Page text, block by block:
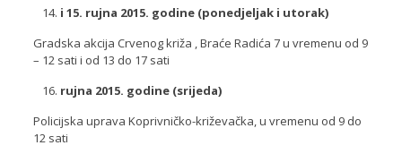
i 15. rujna 2015. godine (ponedjeljak i utorak)
Gradska akcija Crvenog križa , Braće Radića 7 u vremenu od 9
– 12 sati i od 13 do 17 sati
rujna 2015. godine (srijeda)
Policijska uprava Koprivničko-križevačka, u vremenu od 9 do
12 sati